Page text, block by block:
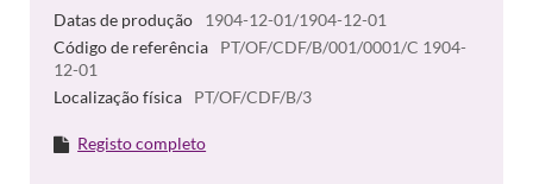
Datas de produção
1904-12-01/1904-12-01
Código de referência
PT/OF/CDF/B/001/0001/C 1904-
12-01
Localização física
PT/OF/CDF/B/3
Registo completo